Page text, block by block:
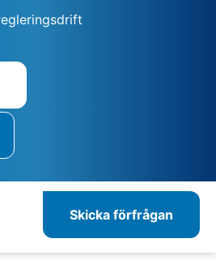
Skicka förfrågan